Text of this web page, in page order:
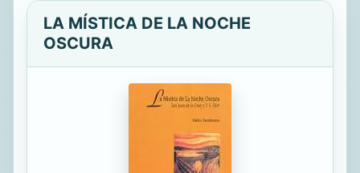
LA MÍSTICA DE LA NOCHE
OSCURA